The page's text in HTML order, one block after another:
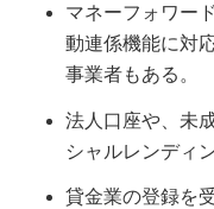
マネーフォワー
動連係機能に対
事業者もある。
法人口座や、未
シャルレンディ
貸金業の登録を